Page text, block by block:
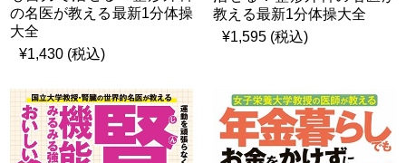
の名医が教える最新1分体操
大全
¥1,430 (税込)
教える最新1分体操大全
¥1,595 (税込)